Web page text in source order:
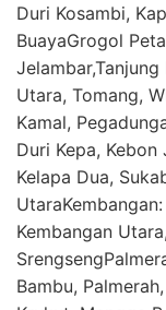
Duri Kosambi,
BuayaGrogol
Utara, Tomang,
Kamal,
Duri Kepa,
Kelapa Dua,
Kembangan
Bambu,